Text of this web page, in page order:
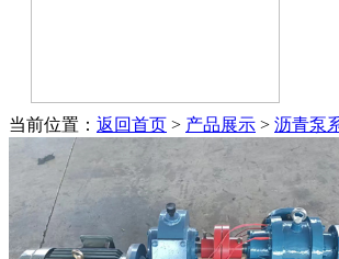
当前位置： 返回首页 > 产品展示 > 沥青泵